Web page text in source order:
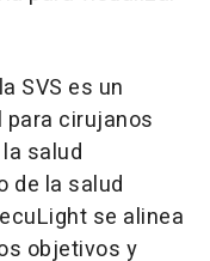
SVS es un
para cirujanos
salud
de la salud
se alinea
objetivos y